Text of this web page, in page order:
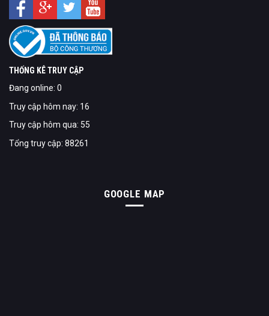
THỐNG KÊ TRUY CẬP
Đang online: 0
Truy cập hôm nay: 16
Truy cập hôm qua: 55
Tổng truy cập: 88261
GOOGLE MAP